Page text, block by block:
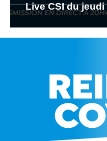
Live CSI du